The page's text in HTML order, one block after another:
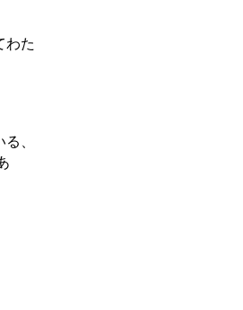
わた
、